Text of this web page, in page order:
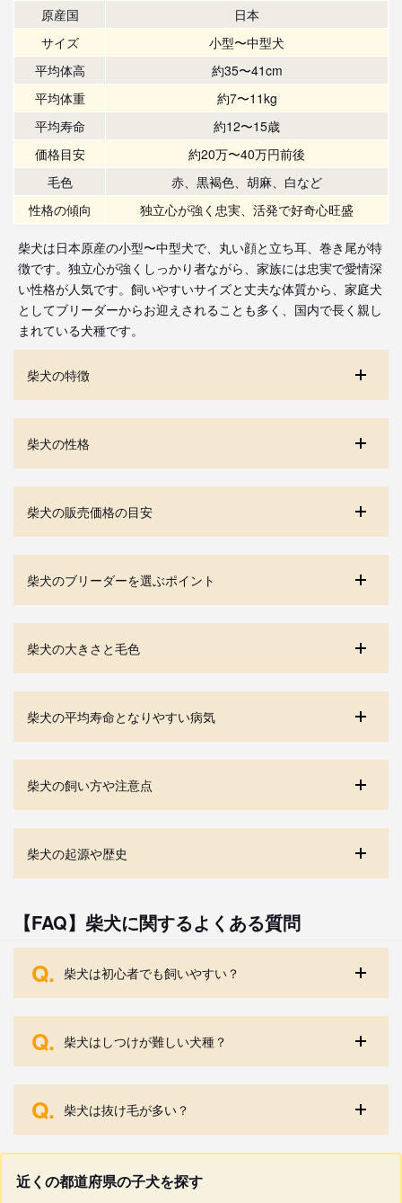
原産国
日本
サイズ
小型〜中型犬
平均体高
約35〜41cm
平均体重
約7〜11kg
平均寿命
約12〜15歳
価格目安
約20万〜40万円前後
毛色
赤、黒褐色、胡麻、白など
性格の傾向
独立心が強く忠実、活発で好奇心旺盛
柴犬は日本原産の小型〜中型犬で、丸い顔と立ち耳、巻き尾が特
徴です。独立心が強くしっかり者ながら、家族には忠実で愛情深
い性格が人気です。飼いやすいサイズと丈夫な体質から、家庭犬
としてブリーダーからお迎えされることも多く、国内で長く親し
まれている犬種です。
柴犬の特徴
柴犬の性格
柴犬の販売価格の目安
柴犬のブリーダーを選ぶポイント
柴犬の大きさと毛色
柴犬の平均寿命となりやすい病気
柴犬の飼い方や注意点
柴犬の起源や歴史
【FAQ】柴犬に関するよくある質問
Q. 柴犬は初心者でも飼いやすい？
Q. 柴犬はしつけが難しい犬種？
Q. 柴犬は抜け毛が多い？
近くの都道府県の子犬を探す